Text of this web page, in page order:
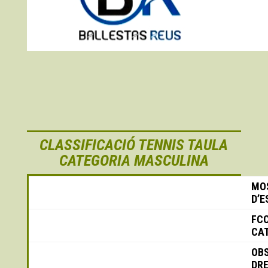
CLASSIFICACIÓ TENNIS TAULA
CATEGORIA MASCULINA